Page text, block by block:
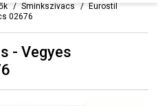
Sminkszivacs
Eurostil
02676
- Vegyes